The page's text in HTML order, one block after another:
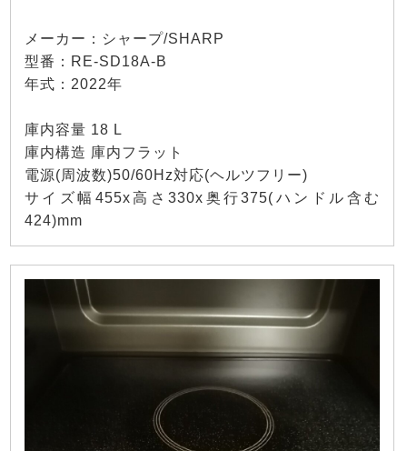
メーカー：シャープ/SHARP
型番：RE-SD18A-B
年式：2022年
庫内容量 18 L
庫内構造 庫内フラット
電源(周波数)50/60Hz対応(ヘルツフリー)
サイズ幅455x高さ330x奥行375(ハンドル含む
424)mm